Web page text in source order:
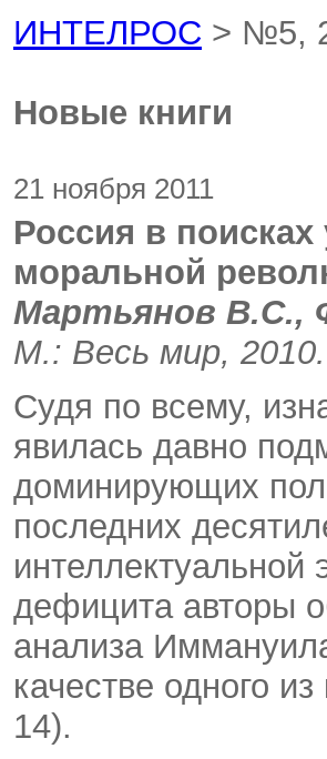
ИНТЕЛРОС > №5,
Новые книги
21 ноября 2011
Россия в
моральной
Мартьянов В.С.,
М.: Весь мир,
Судя по всему,
явилась давно
доминирующих
последних
интеллектуальной
дефицита авторы
анализа
качестве одного
14).